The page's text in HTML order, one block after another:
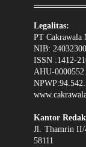
Legalitas:
PT Cakrawala
NIB:
ISSN :1412-
AHU-
Kantor
Jl. Thamrin II/
58111